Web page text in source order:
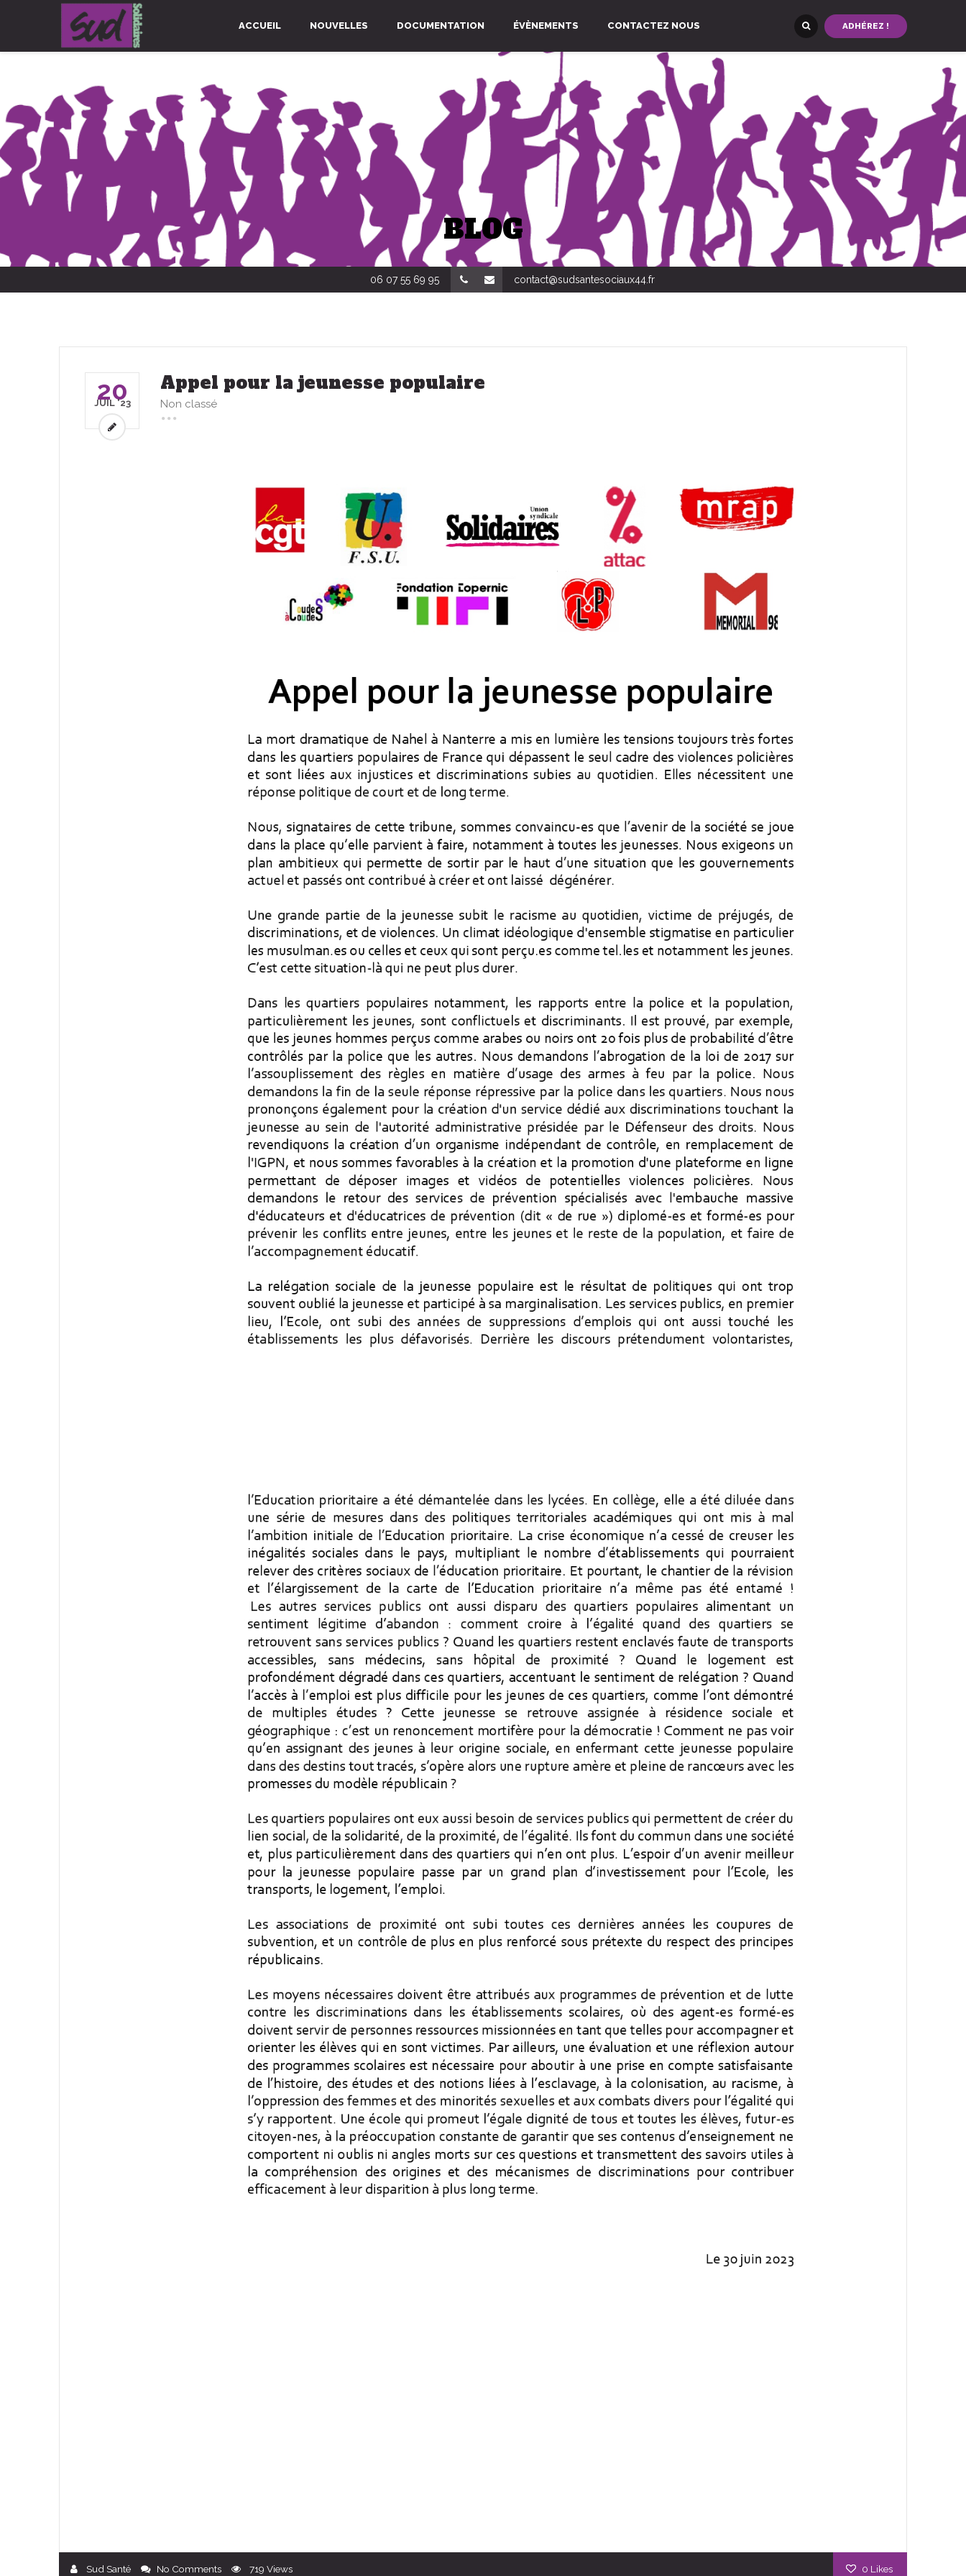
ACCUEIL NOUVELLES DOCUMENTATION ÉVÈNEMENTS CONTACTEZ NOUS ADHÉREZ !
BLOG
06 07 55 69 95 contact@sudsantesociaux44.fr
20
JUIL '23
Appel pour la jeunesse populaire
Non classé
Sud Santé No Comments 719 Views 0 Likes